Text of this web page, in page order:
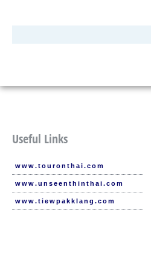
Useful Links
www.touronthai.com
www.unseenthinthai.com
www.tiewpakklang.com